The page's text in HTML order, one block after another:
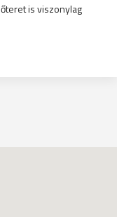
is viszonylag